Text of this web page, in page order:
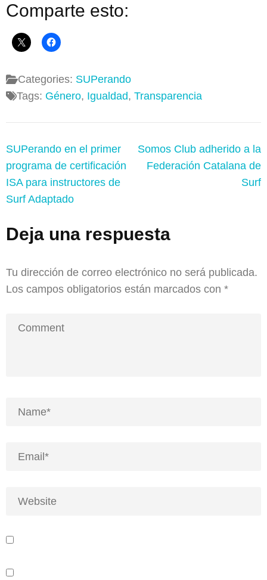
Comparte esto:
Categories: SUPerando
Tags: Género, Igualdad, Transparencia
Navegación
de
entradas
SUPerando en el primer
programa de certificación
ISA para instructores de
Surf Adaptado
Somos Club adherido a la
Federación Catalana de
Surf
Deja una respuesta
Tu dirección de correo electrónico no será publicada.
Los campos obligatorios están marcados con *